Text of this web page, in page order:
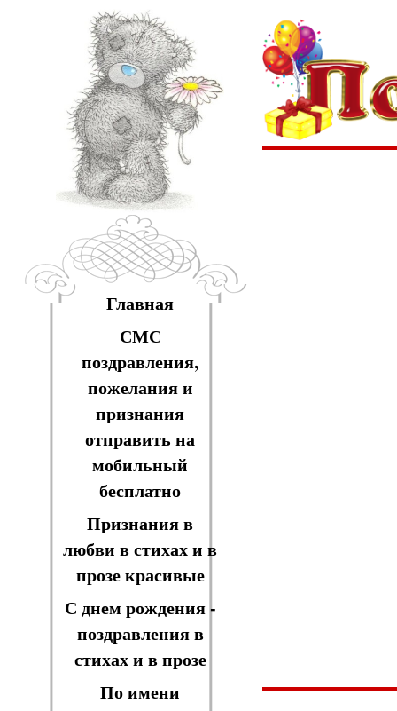
Главная
СМС
поздравления,
пожелания и
признания
отправить на
мобильный
бесплатно
Признания в
любви в стихах и в
прозе красивые
С днем рождения -
поздравления в
стихах и в прозе
По имени